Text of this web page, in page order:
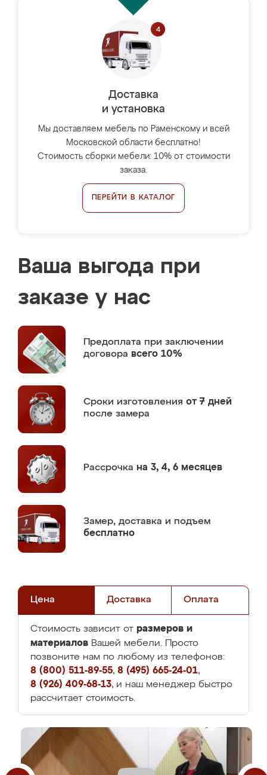
Доставка
и установка
Мы доставляем мебель по Раменскому и всей
Московской области бесплатно!
Стоимость сборки мебели: 10% от стоимости
заказа.
ПЕРЕЙТИ В КАТАЛОГ
Ваша выгода при
заказе у нас
Предоплата при заключении
договора всего 10%
Сроки изготовления от 7 дней
после замера
Рассрочка на 3, 4, 6 месяцев
Замер, доставка и подъем
бесплатно
Цена Доставка Оплата
Стоимость зависит от размеров и
материалов Вашей мебели. Просто
позвоните нам по любому из телефонов:
8 (800) 511-89-55, 8 (495) 665-24-01,
8 (926) 409-68-13, и наш менеджер быстро
рассчитает стоимость.